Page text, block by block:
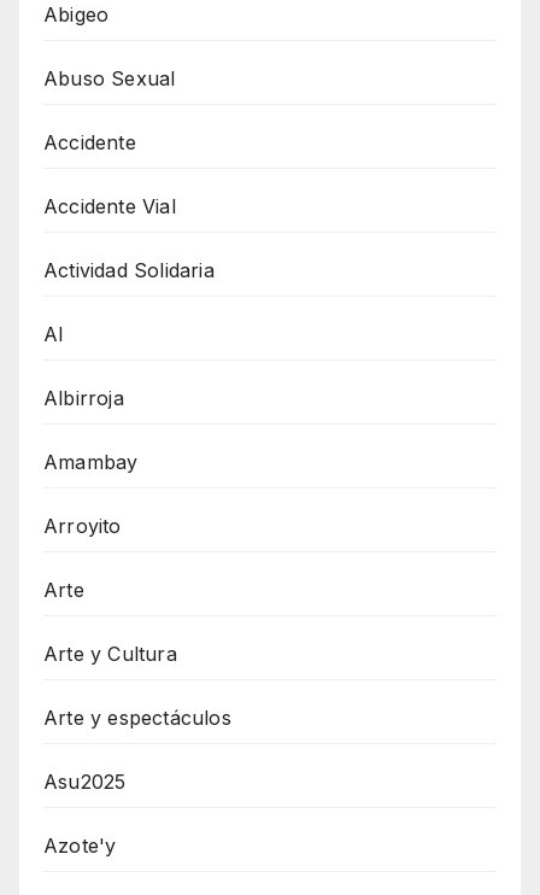
Abigeo
Abuso Sexual
Accidente
Accidente Vial
Actividad Solidaria
AI
Albirroja
Amambay
Arroyito
Arte
Arte y Cultura
Arte y espectáculos
Asu2025
Azote'y